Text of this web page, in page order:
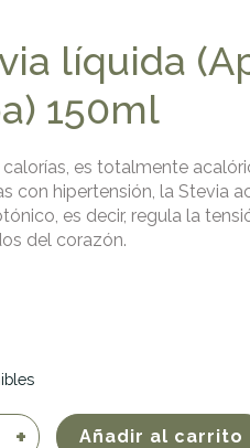
líquida
150ml
es totalmente
con hipertensión, la Stevia
es decir, regula la
del corazón.
Añadir al carrito